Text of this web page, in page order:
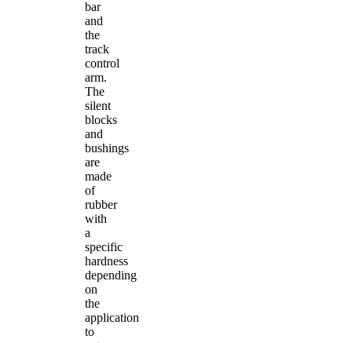
bar
and
the
track
control
arm.
The
silent
blocks
and
bushings
are
made
of
rubber
with
a
specific
hardness
depending
on
the
application
to